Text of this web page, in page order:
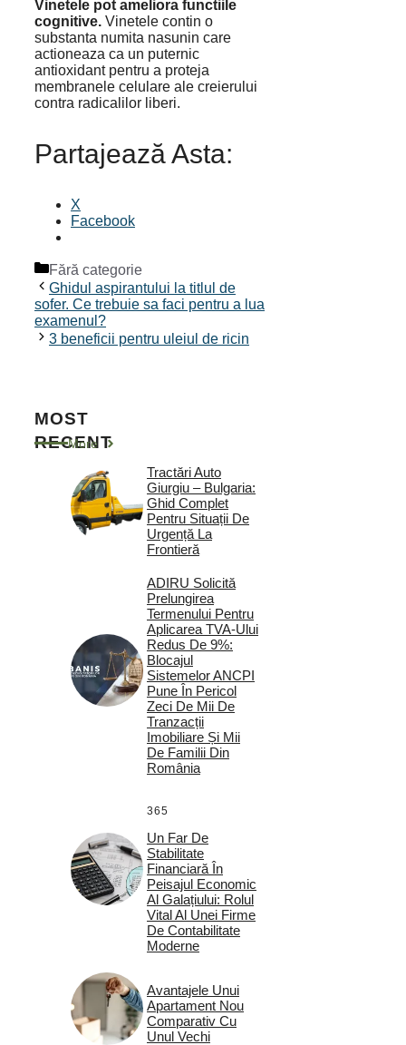
Vinetele pot ameliora functiile
cognitive. Vinetele contin o
substanta numita nasunin care
actioneaza ca un puternic
antioxidant pentru a proteja
membranele celulare ale creierului
contra radicalilor liberi.
Partajează Asta:
X
Facebook
Categorii
Fără categorie
Ghidul aspirantului la titlul de
sofer. Ce trebuie sa faci pentru a lua
examenul?
3 beneficii pentru uleiul de ricin
MOST
RECENT
More
Tractări Auto
Giurgiu – Bulgaria:
Ghid Complet
Pentru Situații De
Urgență La
Frontieră
ADIRU Solicită
Prelungirea
Termenului Pentru
Aplicarea TVA-Ului
Redus De 9%:
Blocajul
Sistemelor ANCPI
Pune În Pericol
Zeci De Mii De
Tranzacții
Imobiliare Și Mii
De Familii Din
România
365
Un Far De
Stabilitate
Financiară În
Peisajul Economic
Al Galațiului: Rolul
Vital Al Unei Firme
De Contabilitate
Moderne
Avantajele Unui
Apartament Nou
Comparativ Cu
Unul Vechi